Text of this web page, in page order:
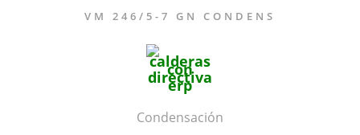
VM 246/5-7 GN CONDENS
Condensación